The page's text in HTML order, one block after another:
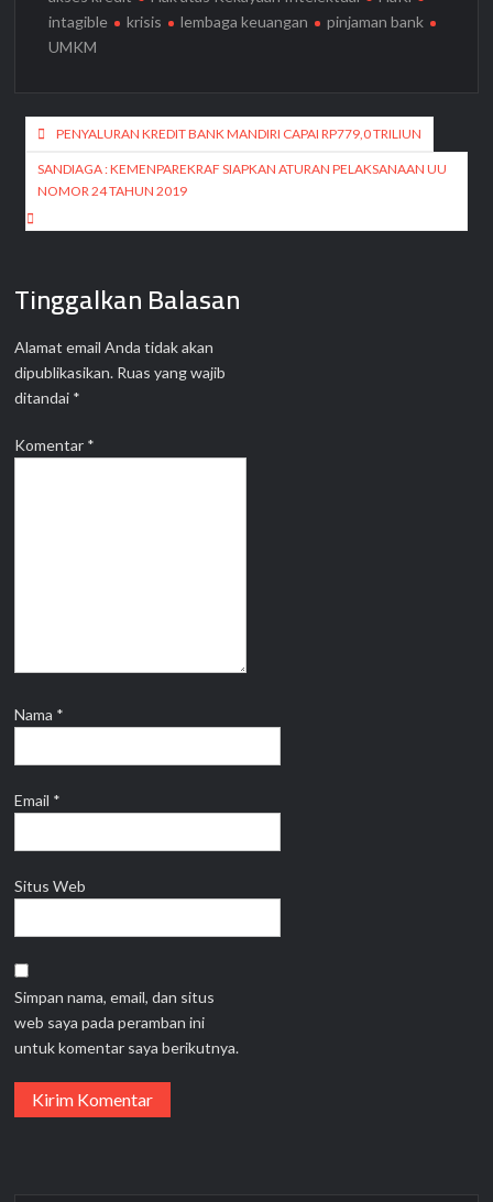
intagible
krisis lembaga keuangan
pinjaman bank
UMKM
Navigasi
pos
PENYALURAN KREDIT BANK MANDIRI CAPAI RP779,0 TRILIUN
SANDIAGA : KEMENPAREKRAF SIAPKAN ATURAN PELAKSANAAN UU
NOMOR 24 TAHUN 2019
Tinggalkan Balasan
Alamat email Anda tidak akan
dipublikasikan. Ruas yang wajib
ditandai *
Komentar *
Nama *
Email *
Situs Web
Simpan nama, email, dan situs
web saya pada peramban ini
untuk komentar saya berikutnya.